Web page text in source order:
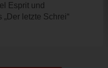
Esprit und
letzte Schrei“